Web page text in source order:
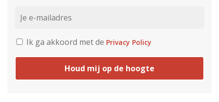
Ik ga akkoord met de Privacy Policy
Houd mij op de hoogte